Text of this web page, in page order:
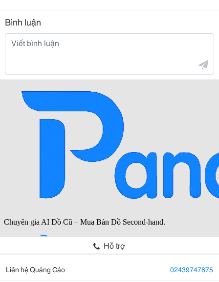
Bình luận
Hỗ trợ
Liên hệ Quảng Cáo 02439747875